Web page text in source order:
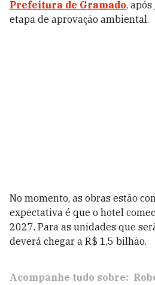
Prefeitura de Gramado,
etapa de aprovação ambiental.
No momento, as obras estão
expectativa é que o hotel
2027. Para as unidades que
deverá chegar a R$ 1,5 bilhão.
Acompanhe tudo sobre: